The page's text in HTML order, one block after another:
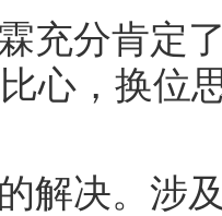
充分肯定
心，换位
解决。涉